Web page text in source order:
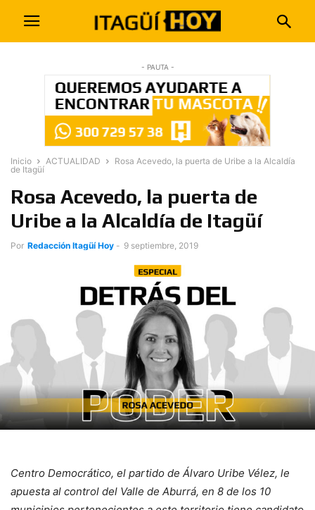
- PAUTA -
Inicio ACTUALIDAD
Rosa Acevedo, la puerta de Uribe a la Alcaldía
de Itagüí
Rosa Acevedo, la puerta de
Uribe a la Alcaldía de Itagüí
Por Redacción Itagüí Hoy - 9 septiembre, 2019
Centro Democrático, el partido de Álvaro Uribe Vélez, le
apuesta al control del Valle de Aburrá, en 8 de los 10